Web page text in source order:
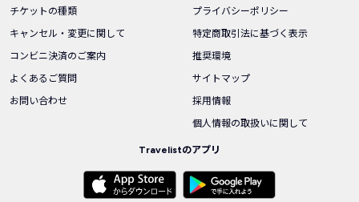
チケットの種類
キャンセル・変更に関して
コンビニ決済のご案内
よくあるご質問
お問い合わせ
プライバシーポリシー
特定商取引法に基づく表示
推奨環境
サイトマップ
採用情報
個人情報の取扱いに関して
Travelistのアプリ